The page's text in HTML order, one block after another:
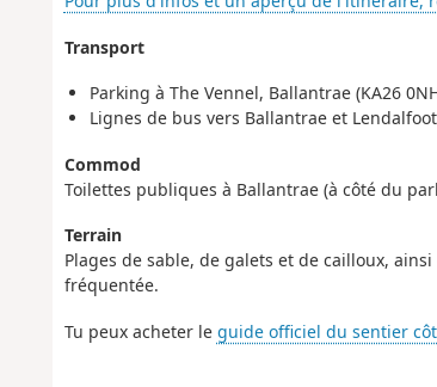
Transport
Parking à The Vennel, Ballantrae (KA26
Lignes de bus vers Ballantrae et Lendalfoot
Commod
Toilettes publiques à Ballantrae (à côté du
Terrain
Plages de sable, de galets et de cailloux,
fréquentée.
Tu peux acheter le guide officiel du sentier